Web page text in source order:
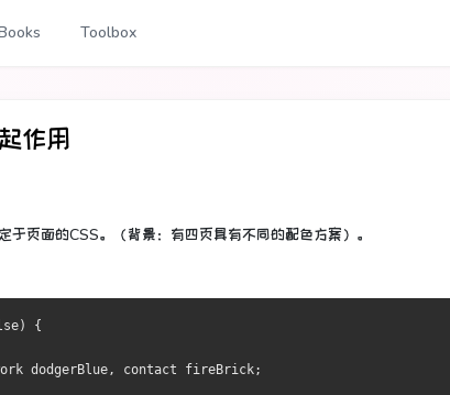
Toolbox
作用
于页面的CSS。
（背景：有四页具有不同的配色方案）。
{
dodgerBlue, contact fireBrick;